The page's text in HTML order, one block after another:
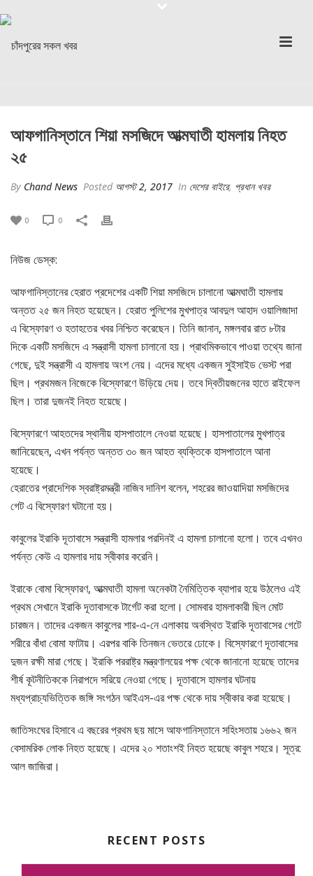
আফগানিস্তানে শিয়া মসজিদে আত্মঘাতী হামলায় নিহত
২৫
By Chand News Posted আগস্ট 2, 2017 In দেশের বাইরে, প্রধান খবর
0 0
নিউজ ডেস্ক:
আফগানিস্তানের হেরাত প্রদেশের একটি শিয়া মসজিদে চালানো আত্মঘাতী হামলায়
অন্তত ২৫ জন নিহত হয়েছেন। হেরাত পুলিশের মুখপাত্র আবদুল আহাদ ওয়ালিজাদা
এ বিস্ফোরণ ও হতাহতের খবর নিশ্চিত করেছেন। তিনি জানান, মঙ্গলবার রাত ৮টার
দিকে একটি মসজিদে এ সন্ত্রাসী হামলা চালানো হয়। প্রাথমিকভাবে পাওয়া তথ্যে জানা
গেছে, দুই সন্ত্রাসী এ হামলায় অংশ নেয়। এদের মধ্যে একজন সুইসাইড ভেস্ট পরা
ছিল। প্রথমজন নিজেকে বিস্ফোরণে উড়িয়ে দেয়। তবে দ্বিতীয়জনের হাতে রাইফেল
ছিল। তারা দুজনই নিহত হয়েছে।
বিস্ফোরণে আহতদের স্থানীয় হাসপাতালে নেওয়া হয়েছে। হাসপাতালের মুখপাত্র
জানিয়েছেন, এখন পর্যন্ত অন্তত ৩০ জন আহত ব্যক্তিকে হাসপাতালে আনা
হয়েছে।
হেরাতের প্রাদেশিক স্বরাষ্ট্রমন্ত্রী নাজিব দানিশ বলেন, শহরের জাওয়াদিয়া মসজিদের
গেট এ বিস্ফোরণ ঘটানো হয়।
কাবুলের ইরাকি দূতাবাসে সন্ত্রাসী হামলার পরদিনই এ হামলা চালানো হলো। তবে এখনও
পর্যন্ত কেউ এ হামলার দায় স্বীকার করেনি।
ইরাকে বোমা বিস্ফোরণ, আত্মঘাতী হামলা অনেকটা নৈমিত্তিক ব্যাপার হয়ে উঠলেও এই
প্রথম সেখানে ইরাকি দূতাবাসকে টার্গেট করা হলো। সোমবার হামলাকারী ছিল মোট
চারজন। তাদের একজন কাবুলের শার-এ-নে এলাকায় অবস্থিত ইরাকি দূতাবাসের গেটে
শরীরে বাঁধা বোমা ফাটায়। এরপর বাকি তিনজন ভেতরে ঢোকে। বিস্ফোরণে দূতাবাসের
দুজন রক্ষী মারা গেছে। ইরাকি পররাষ্ট্র মন্ত্রণালয়ের পক্ষ থেকে জানানো হয়েছে তাদের
শীর্ষ কূটনীতিককে নিরাপদে সরিয়ে নেওয়া গেছে। দূতাবাসে হামলার ঘটনায়
মধ্যপ্রাচ্যভিত্তিক জঙ্গি সংগঠন আইএস-এর পক্ষ থেকে দায় স্বীকার করা হয়েছে।
জাতিসংঘের হিসাবে এ বছরের প্রথম ছয় মাসে আফগানিস্তানে সহিংসতায় ১৬৬২ জন
বেসামরিক লোক নিহত হয়েছে। এদের ২০ শতাংশই নিহত হয়েছে কাবুল শহরে। সূত্র:
আল জাজিরা।
RECENT POSTS